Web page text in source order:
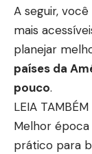
A seguir,
mais
planejar
países da
pouco.
LEIA TAMBÉM
Melhor época
prático para